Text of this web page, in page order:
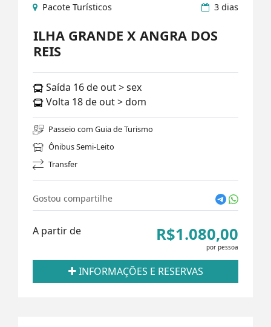
Pacote Turísticos 3 dias
ILHA GRANDE X ANGRA DOS
REIS
Saída 16 de out > sex
Volta 18 de out > dom
Passeio com Guia de Turismo
Ônibus Semi-Leito
Transfer
Gostou compartilhe
A partir de R$1.080,00
por pessoa
INFORMAÇÕES E RESERVAS